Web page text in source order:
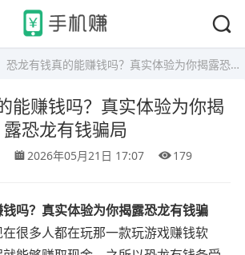
恐龙有钱真的能赚钱吗？真实体验为你揭露恐龙有钱骗局
能赚钱吗？真实体验为你揭
露恐龙有钱骗局
2026年05月21日 17:07 179
吗？真实体验为你揭露恐龙有钱骗
很多人都在玩那一款玩游戏赚钱软